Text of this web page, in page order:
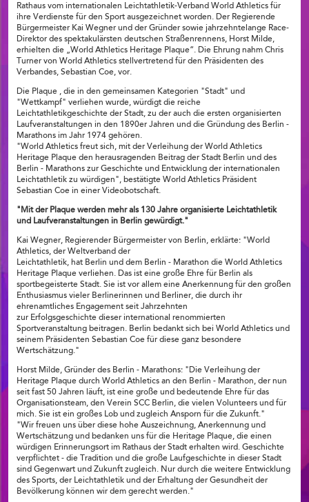
Rathaus vom internationalen Leichtathletik-Verband World Athletics für
ihre Verdienste für den Sport ausgezeichnet worden. Der Regierende
Bürgermeister Kai Wegner und der Gründer sowie jahrzehntelange Race-
Direktor des spektakulärsten deutschen Straßenrennens, Horst Milde,
erhielten die „World Athletics Heritage Plaque“. Die Ehrung nahm Chris
Turner von World Athletics stellvertretend für den Präsidenten des
Verbandes, Sebastian Coe, vor.
Die Plaque , die in den gemeinsamen Kategorien "Stadt" und
"Wettkampf" verliehen wurde, würdigt die reiche
Leichtathletikgeschichte der Stadt, zu der auch die ersten organisierten
Laufveranstaltungen in den 1890er Jahren und die Gründung des Berlin -
Marathons im Jahr 1974 gehören.
"World Athletics freut sich, mit der Verleihung der World Athletics
Heritage Plaque den herausragenden Beitrag der Stadt Berlin und des
Berlin - Marathons zur Geschichte und Entwicklung der internationalen
Leichtathletik zu würdigen", bestätigte World Athletics Präsident
Sebastian Coe in einer Videobotschaft.
"Mit der Plaque werden mehr als 130 Jahre organisierte Leichtathletik
und Laufveranstaltungen in Berlin gewürdigt."
Kai Wegner, Regierender Bürgermeister von Berlin, erklärte: "World
Athletics, der Weltverband der
Leichtathletik, hat Berlin und dem Berlin - Marathon die World Athletics
Heritage Plaque verliehen. Das ist eine große Ehre für Berlin als
sportbegeisterte Stadt. Sie ist vor allem eine Anerkennung für den großen
Enthusiasmus vieler Berlinerinnen und Berliner, die durch ihr
ehrenamtliches Engagement seit Jahrzehnten
zur Erfolgsgeschichte dieser international renommierten
Sportveranstaltung beitragen. Berlin bedankt sich bei World Athletics und
seinem Präsidenten Sebastian Coe für diese ganz besondere
Wertschätzung."
Horst Milde, Gründer des Berlin - Marathons: "Die Verleihung der
Heritage Plaque durch World Athletics an den Berlin - Marathon, der nun
seit fast 50 Jahren läuft, ist eine große und bedeutende Ehre für das
Organisationsteam, den Verein SCC Berlin, die vielen Volunteers und für
mich. Sie ist ein großes Lob und zugleich Ansporn für die Zukunft."
"Wir freuen uns über diese hohe Auszeichnung, Anerkennung und
Wertschätzung und bedanken uns für die Heritage Plaque, die einen
würdigen Erinnerungsort im Rathaus der Stadt erhalten wird. Geschichte
verpflichtet - die Tradition und die große Laufgeschichte in dieser Stadt
sind Gegenwart und Zukunft zugleich. Nur durch die weitere Entwicklung
des Sports, der Leichtathletik und der Erhaltung der Gesundheit der
Bevölkerung können wir dem gerecht werden."